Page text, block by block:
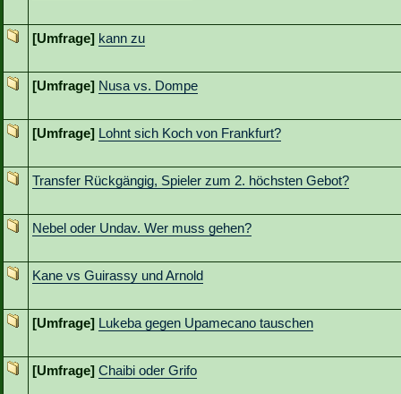
[Umfrage] kann zu
[Umfrage] Nusa vs. Dompe
[Umfrage] Lohnt sich Koch von Frankfurt?
Transfer Rückgängig, Spieler zum 2. höchsten Gebot?
Nebel oder Undav. Wer muss gehen?
Kane vs Guirassy und Arnold
[Umfrage] Lukeba gegen Upamecano tauschen
[Umfrage] Chaibi oder Grifo